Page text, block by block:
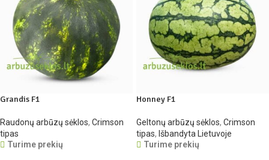
Grandis F1
Raudonų arbūzų sėklos, Crimson
tipas
Turime prekių
Honney F1
Geltonų arbūzų sėklos, Crimson
tipas, Išbandyta Lietuvoje
Turime prekių